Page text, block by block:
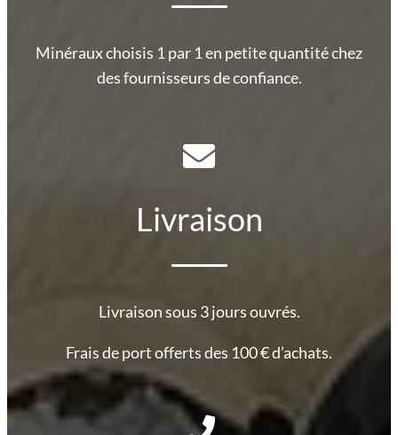
Minéraux choisis 1 par 1 en petite quantité chez
des fournisseurs de confiance.
Livraison
Livraison sous 3 jours ouvrés.
Frais de port offerts des 100 € d’achats.